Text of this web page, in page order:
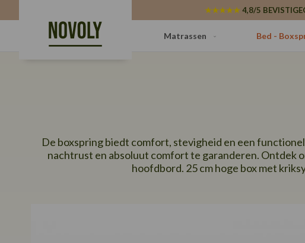
★★★★★ 4,8/5
Matrassen Bed -
De boxspring biedt comfort, stevigheid en een
nachtrust en absoluut comfort te garanderen. Ontdek
hoofdbord. 25 cm hoge box met